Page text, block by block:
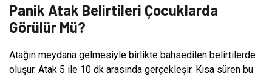
Panik Atak Belirtileri Çocuklarda
Görülür Mü?
Atağın meydana gelmesiyle birlikte bahsedilen belirtilerde
oluşur. Atak 5 ile 10 dk arasında gerçekleşir. Kısa süren bu